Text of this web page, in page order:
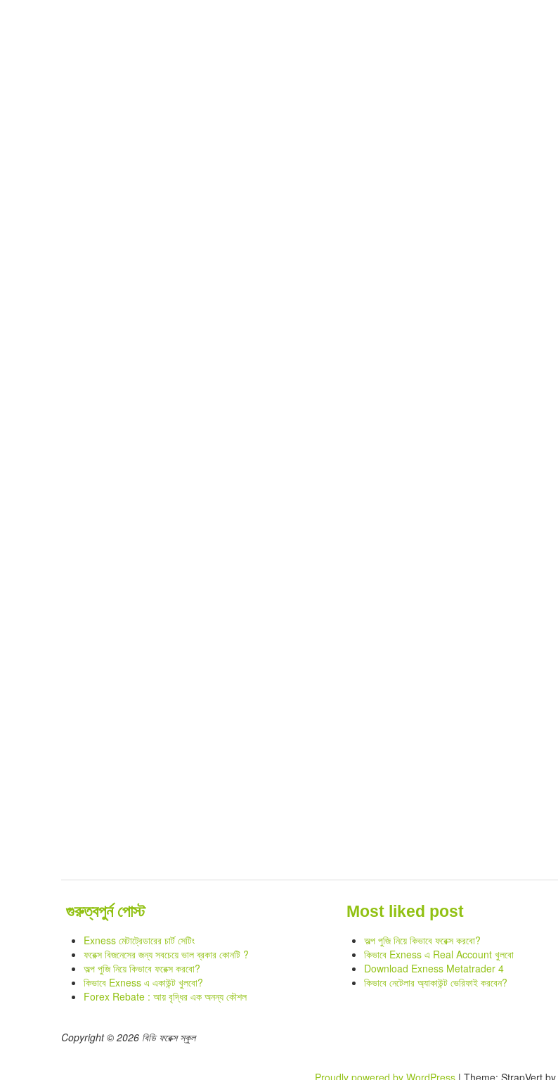
গুরুত্বপুর্ন পোস্ট
Exness মেটাট্রেডারের চার্ট সেটিং
ফরেক্স বিজনেসের জন্য সবচেয়ে ভাল ব্রকার কোনটি ?
অল্প পুজি নিয়ে কিভাবে ফরেক্স করবো?
কিভাবে Exness এ একাউন্ট খুলবো?
Forex Rebate : আয় বৃদ্ধির এক অনন্য কৌশল
Most liked post
অল্প পুজি নিয়ে কিভাবে ফরেক্স করবো?
কিভাবে Exness এ Real Account খুলবো
Download Exness Metatrader 4
কিভাবে নেটেলার অ্যাকাউন্ট ভেরিফাই করবেন?
Copyright © 2026 বিডি ফরেক্স স্কুল
Proudly powered by WordPress | Theme: StrapVert by